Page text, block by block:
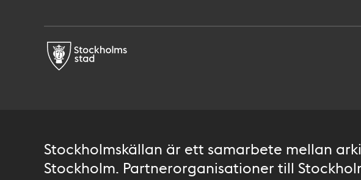
Stockholmskällan är ett samarbete mellan
Stockholm. Partnerorganisationer till